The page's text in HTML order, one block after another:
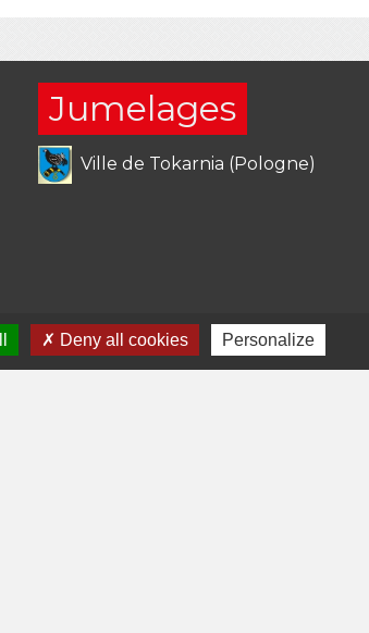
Jumelages
Ville de Tokarnia (Pologne)
Deny all cookies Personalize